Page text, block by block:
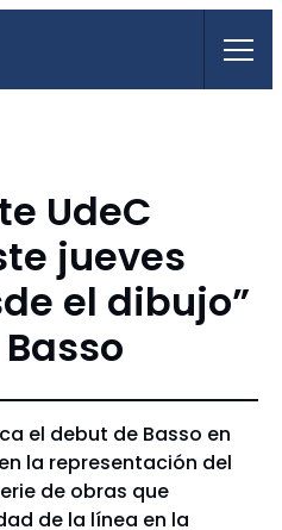
UdeC
jueves
el dibujo”
el debut de Basso en
la representación del
de obras que
de la línea en la